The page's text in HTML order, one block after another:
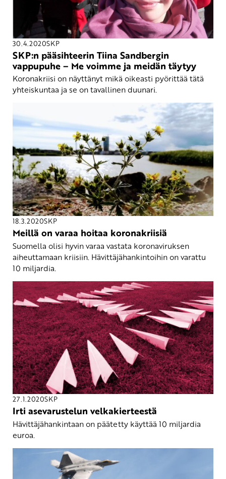
30.4.2020SKP
SKP:n pääsihteerin Tiina Sandbergin
vappupuhe – Me voimme ja meidän täytyy
Koronakriisi on näyttänyt mikä oikeasti pyörittää tätä
yhteiskuntaa ja se on tavallinen duunari.
18.3.2020SKP
Meillä on varaa hoitaa koronakriisiä
Suomella olisi hyvin varaa vastata koronaviruksen
aiheuttamaan kriisiin. Hävittäjähankintoihin on varattu
10 miljardia.
27.1.2020SKP
Irti asevarustelun velkakierteestä
Hävittäjähankintaan on päätetty käyttää 10 miljardia
euroa.